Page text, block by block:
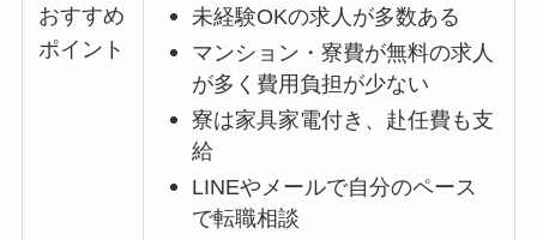
おすすめ
ポイント
未経験OKの求人が多数ある
マンション・寮費が無料の求人
が多く費用負担が少ない
寮は家具家電付き、赴任費も支
給
LINEやメールで自分のペース
で転職相談